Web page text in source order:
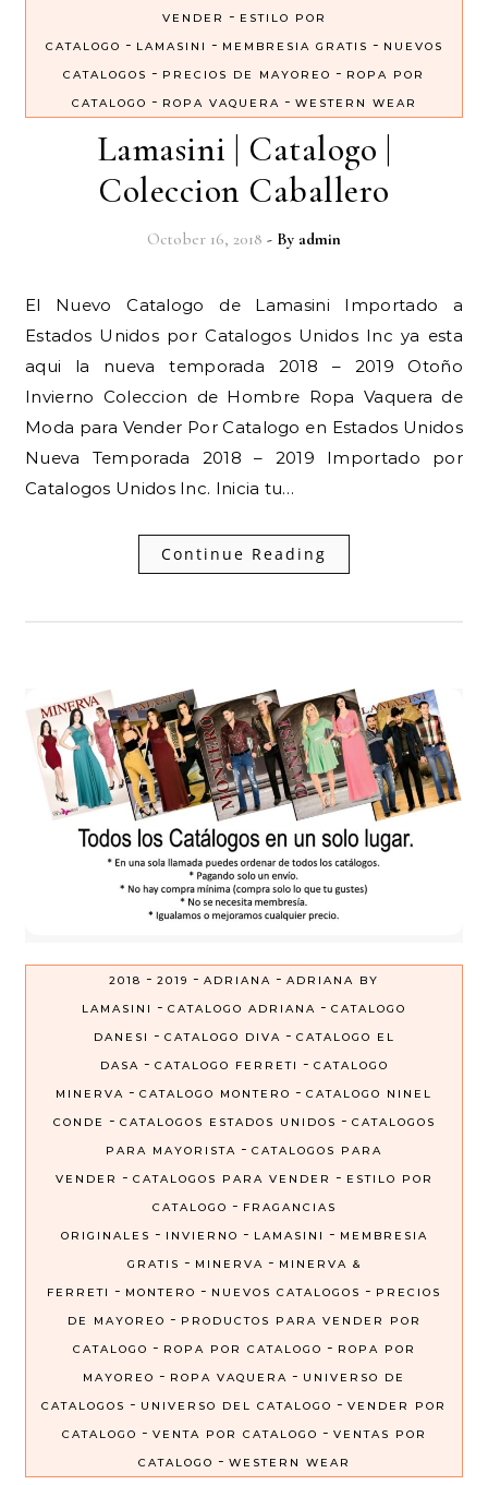
VENDER - ESTILO POR
CATALOGO - LAMASINI - MEMBRESIA GRATIS - NUEVOS
CATALOGOS - PRECIOS DE MAYOREO - ROPA POR
CATALOGO - ROPA VAQUERA - WESTERN WEAR
Lamasini | Catalogo |
Coleccion Caballero
October 16, 2018 - By admin
El Nuevo Catalogo de Lamasini Importado a
Estados Unidos por Catalogos Unidos Inc ya esta
aqui la nueva temporada 2018 – 2019 Otoño
Invierno Coleccion de Hombre Ropa Vaquera de
Moda para Vender Por Catalogo en Estados Unidos
Nueva Temporada 2018 – 2019 Importado por
Catalogos Unidos Inc. Inicia tu…
Continue Reading
2018 - 2019 - ADRIANA - ADRIANA BY
LAMASINI
- CATALOGO ADRIANA - CATALOGO
DANESI
- CATALOGO DIVA - CATALOGO EL
DASA - CATALOGO FERRETI - CATALOGO
MINERVA - CATALOGO MONTERO - CATALOGO NINEL
CONDE
- CATALOGOS ESTADOS UNIDOS - CATALOGOS
PARA MAYORISTA - CATALOGOS PARA
VENDER
- CATALOGOS PARA VENDER - ESTILO POR
CATALOGO - FRAGANCIAS
ORIGINALES - INVIERNO - LAMASINI - MEMBRESIA
GRATIS - MINERVA - MINERVA &
FERRETI
- MONTERO - NUEVOS CATALOGOS - PRECIOS
DE MAYOREO - PRODUCTOS PARA VENDER POR
CATALOGO - ROPA POR CATALOGO - ROPA POR
MAYOREO - ROPA VAQUERA - UNIVERSO DE
CATALOGOS - UNIVERSO DEL CATALOGO - VENDER POR
CATALOGO - VENTA POR CATALOGO - VENTAS POR
CATALOGO - WESTERN WEAR